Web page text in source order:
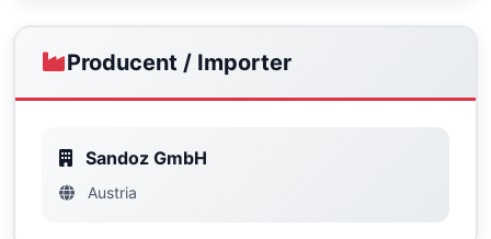
Producent / Importer
Sandoz GmbH
Austria